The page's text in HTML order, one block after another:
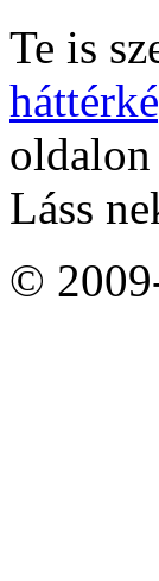
Te is
oldalon
Láss
©